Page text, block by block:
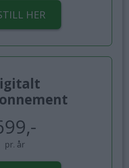
HER
pr. år